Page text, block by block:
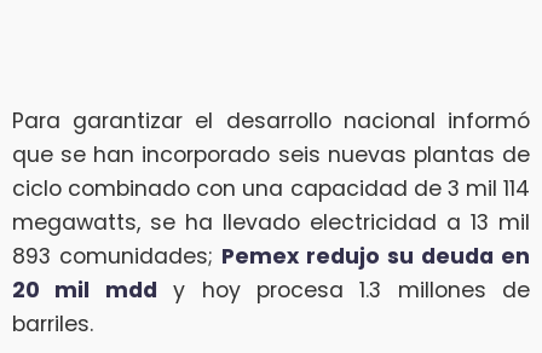
Para garantizar el desarrollo nacional informó
que se han incorporado seis nuevas plantas de
ciclo combinado con una capacidad de 3 mil 114
megawatts, se ha llevado electricidad a 13 mil
893 comunidades; Pemex redujo su deuda en
20 mil mdd y hoy procesa 1.3 millones de
barriles.